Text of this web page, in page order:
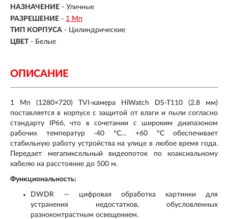
НАЗНАЧЕНИЕ - Уличные
РАЗРЕШЕНИЕ - 1 Мп
ТИП КОРПУСА - Цилиндрические
ЦВЕТ - Белые
ОПИСАНИЕ
1 Мп (1280×720) TVI-камера HiWatch DS-T110 (2.8 мм)
поставляется в корпусе с защитой от влаги и пыли согласно
стандарту IP66, что в сочетании с широким диапазоном
рабочих температур -40 °C… +60 °C обеспечивает
стабильную работу устройства на улице в любое время года.
Передает мегапиксельный видеопоток по коаксиальному
кабелю на расстояние до 500 м.
Функциональность:
DWDR — цифровая обработка картинки для
устранения недостатков, обусловленных
разноконтрастным освещением.